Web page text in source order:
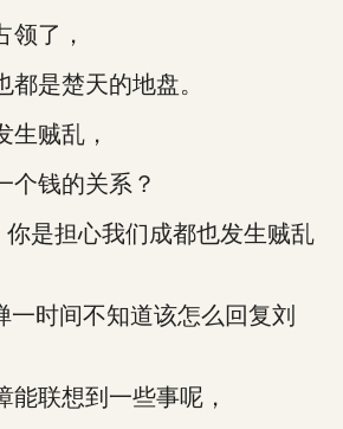
了，
是楚天的地盘。
贼乱，
钱的关系？
是担心我们成都也发生贼乱
间不知道该怎么回复刘
联想到一些事呢，